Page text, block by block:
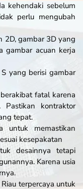
kehendaki sebelum
perlu mengubah
2D, gambar 3D yang
gambar acuan kerja
yang berisi gambar
fatal karena
Pastikan kontraktor
tepat.
untuk memastikan
kesepakatan
desainnya tetapi
Karena usia
terpercaya untuk